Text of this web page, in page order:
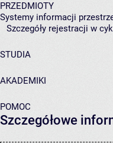
PRZEDMIOTY
Systemy informacji
Szczegóły rejestracji w
STUDIA
AKADEMIKI
POMOC
Szczegółowe